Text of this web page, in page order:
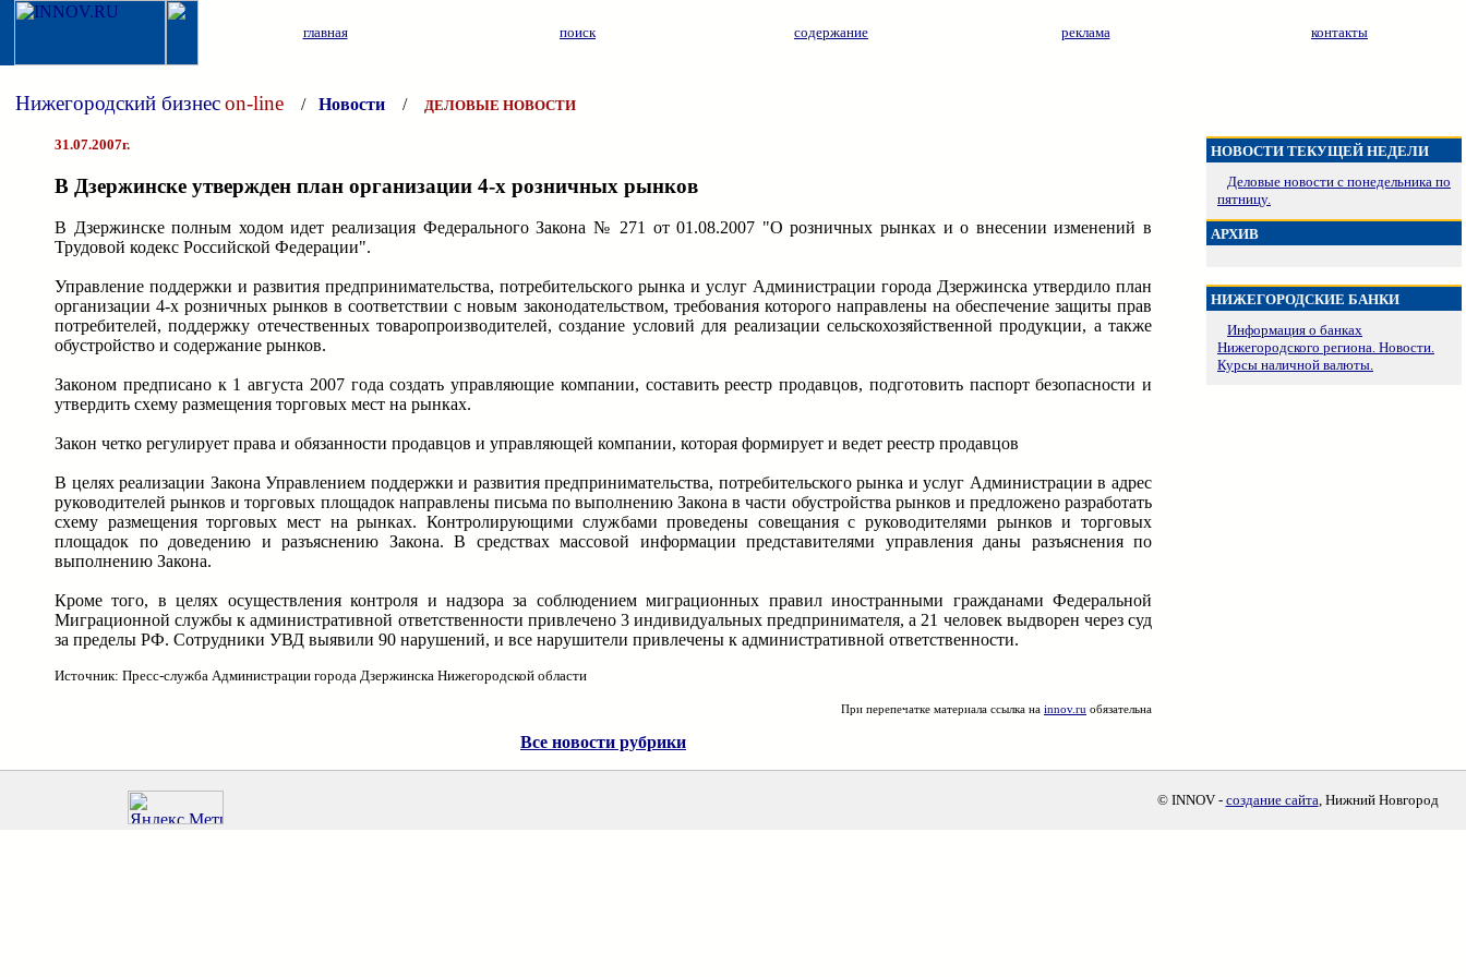
главная поиск содержание реклама контакты
Нижегородский бизнесon-line / Новости / ДЕЛОВЫЕ НОВОСТИ
31.07.2007г.
В Дзержинске утвержден план организации 4-х розничных рынков
В Дзержинске полным ходом идет реализация Федерального Закона № 271 от 01.08.2007 "О розничных рынках и о внесении изменений в
Трудовой кодекс Российской Федерации".
Управление поддержки и развития предпринимательства, потребительского рынка и услуг Администрации города Дзержинска утвердило план
организации 4-х розничных рынков в соответствии с новым законодательством, требования которого направлены на обеспечение защиты прав
потребителей, поддержку отечественных товаропроизводителей, создание условий для реализации сельскохозяйственной продукции, а также
обустройство и содержание рынков.
Законом предписано к 1 августа 2007 года создать управляющие компании, составить реестр продавцов, подготовить паспорт безопасности и
утвердить схему размещения торговых мест на рынках.
Закон четко регулирует права и обязанности продавцов и управляющей компании, которая формирует и ведет реестр продавцов
В целях реализации Закона Управлением поддержки и развития предпринимательства, потребительского рынка и услуг Администрации в адрес
руководителей рынков и торговых площадок направлены письма по выполнению Закона в части обустройства рынков и предложено разработать
схему размещения торговых мест на рынках. Контролирующими службами проведены совещания с руководителями рынков и торговых
площадок по доведению и разъяснению Закона. В средствах массовой информации представителями управления даны разъяснения по
выполнению Закона.
Кроме того, в целях осуществления контроля и надзора за соблюдением миграционных правил иностранными гражданами Федеральной
Миграционной службы к административной ответственности привлечено 3 индивидуальных предпринимателя, а 21 человек выдворен через суд
за пределы РФ. Сотрудники УВД выявили 90 нарушений, и все нарушители привлечены к административной ответственности.
Источник: Пресс-служба Администрации города Дзержинска Нижегородской области
При перепечатке материала ссылка на innov.ru обязательна
Все новости рубрики
НОВОСТИ ТЕКУЩЕЙ НЕДЕЛИ
Деловые новости с понедельника по
пятницу.
АРХИВ
НИЖЕГОРОДСКИЕ БАНКИ
Информация о банках
Нижегородского региона. Новости.
Курсы наличной валюты.
© INNOV - создание сайта, Нижний Новгород